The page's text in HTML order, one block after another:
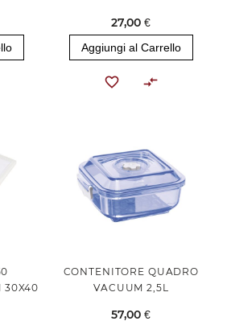
27,00 €
Aggiungi al Carrello
30X40
CONTENITORE QUADRO
VACUUM 2,5L
57,00 €